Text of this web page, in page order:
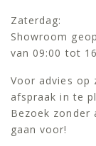
Zaterdag:
Showroom
van 09:00 tot
Voor advies op
afspraak in te
Bezoek zonder
gaan voor!